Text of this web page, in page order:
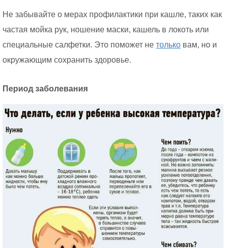
Не забывайте о мерах профилактики при кашле, таких как
частая мойка рук, ношение маски, кашель в локоть или
специальные салфетки. Это поможет не только вам, но и
окружающим сохранить здоровье.
Период заболевания